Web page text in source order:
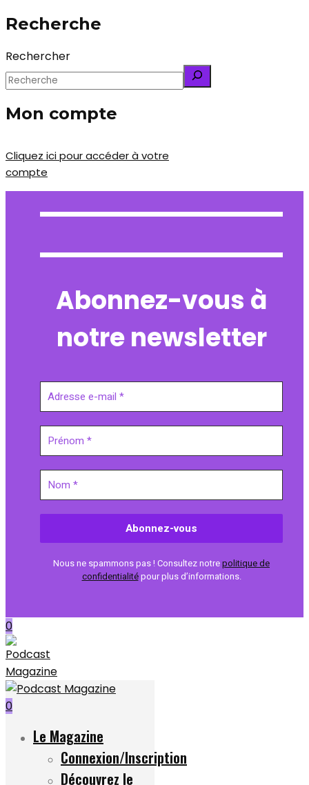
Recherche
Rechercher
Mon compte
Cliquez ici pour accéder à votre
compte
Abonnez-vous à
notre newsletter
Nous ne spammons pas ! Consultez notrepolitique de
confidentialitépour plus d’informations.
0
0
Le Magazine
Connexion/Inscription
Découvrez le